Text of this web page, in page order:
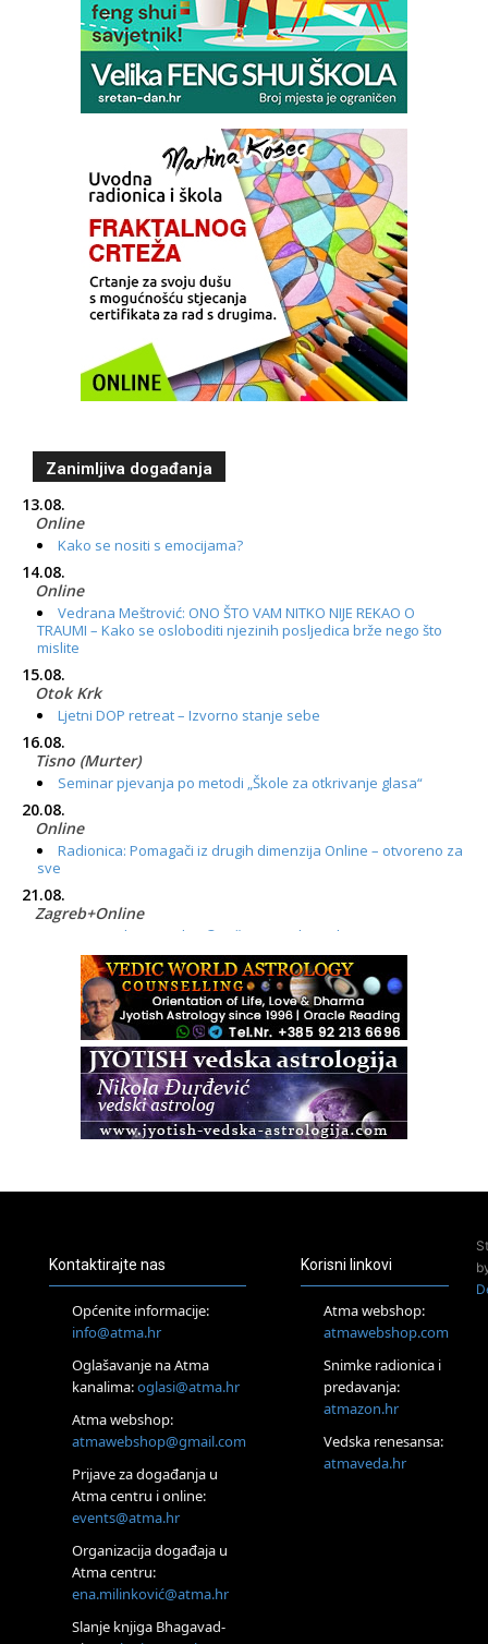
Zanimljiva događanja
13.08.
Online
Kako se nositi s emocijama?
14.08.
Online
Vedrana Meštrović: ONO ŠTO VAM NITKO NIJE REKAO O
TRAUMI – Kako se osloboditi njezinih posljedica brže nego što
mislite
15.08.
Otok Krk
Ljetni DOP retreat – Izvorno stanje sebe
16.08.
Tisno (Murter)
Seminar pjevanja po metodi „Škole za otkrivanje glasa“
20.08.
Online
Radionica: Pomagači iz drugih dimenzija Online – otvoreno za
sve
21.08.
Zagreb+Online
Osnovni ThetaHealing® tečaj, Zagreb i Online
Zagreb
Osnovna radionica za izscjeljivanje pranom (Basic Pranic
Healing course)
Access BARS®, otpusti stres
Access Energetski Facelift®
Tečaj Višeg Vodstva, razvijanja intuicije i Akaša zapisa
25.08.
Upisi u program Profesionalni hipnoterapeut — nova
generacija kreće 25.08. 2026.
Online
Škola BaZi – put prema dubljem razumijevanju sebe
Visoko
Alemka Dauskardt – Jednodnevna radionica sistemskih
konstelacija
Online
SPAVAJ… Priče za lakšu noć
Zagreb
Kontaktirajte nas
Općenite informacije:
info@atma.hr
Oglašavanje na Atma
kanalima:oglasi@atma.hr
Atma webshop:
atmawebshop@gmail.com
Prijave za događanja u
Atma centru i online:
events@atma.hr
Organizacija događaja u
Atma centru:
ena.milinković@atma.hr
Slanje knjiga Bhagavad-
Korisni linkovi
Atma webshop:
atmawebshop.com
Snimke radionica i
predavanja:
atmazon.hr
Vedska renesansa:
atmaveda.hr